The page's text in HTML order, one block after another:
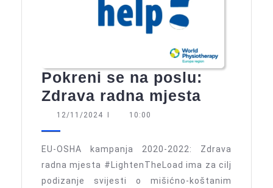
Pokreni se na poslu:
Zdrava radna mjesta
poslu:
Zdrava
12/11/2024 12/11/2024
10:00
EU-OSHA kampanja 2020-2022: Zdrava
radna mjesta #LightenTheLoad ima za cilj
podizanje svijesti o mišićno-koštanim